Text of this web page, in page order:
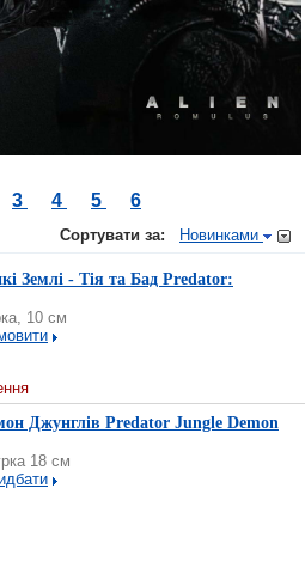
3 4 5 6
Сортувати за: Новинками
Землі - Тія та Бад Predator:
10 см
Джунглів Predator Jungle Demon
18 см